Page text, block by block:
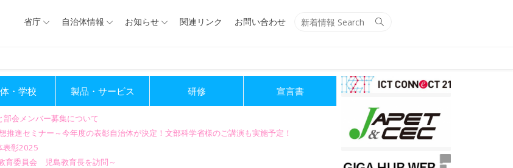
Search
省庁 自治体情報 お知らせ 関連リンク お問い合わせ
・学校 製品・サービス 研修 宣言書
会メンバー募集について
推進セミナー～今年度の表彰自治体が決定！文部科学省様のご講演も実施予定！
表彰2025
育委員会 児島教育長を訪問～